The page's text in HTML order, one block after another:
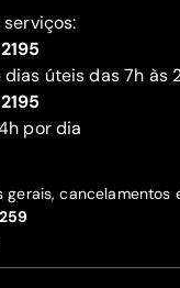
úteis das 7h às
por dia
gerais, cancelamentos